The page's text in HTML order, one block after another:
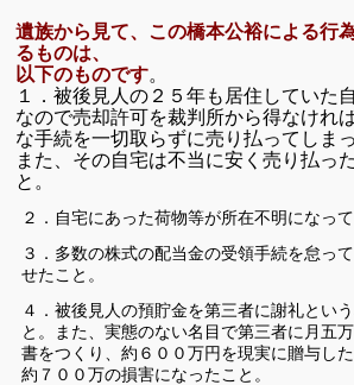
遺族から見て、この橋本公裕による行
るものは、
以下のものです。
１．被後見人の２５年も居住していた
なので売却許可を裁判所から得なけれ
な手続を一切取らずに売り払ってしま
また、その自宅は不当に安く売り払っ
と。
２．自宅にあった荷物等が所在不明になっ
３．多数の株式の配当金の受領手続を怠っ
せたこと。
４．被後見人の預貯金を第三者に謝礼とい
と。また、実態のない名目で第三者に月五
書をつくり、約６００万円を現実に贈与し
約７００万の損害になったこと。